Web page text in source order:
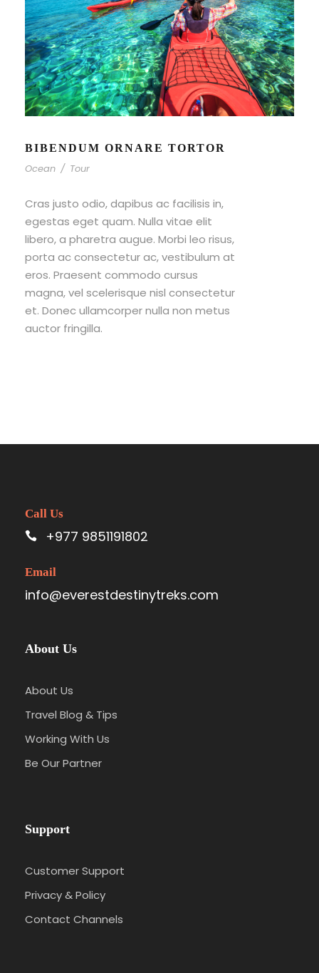
BIBENDUM ORNARE TORTOR
Ocean / Tour
Cras justo odio, dapibus ac facilisis in,
egestas eget quam. Nulla vitae elit
libero, a pharetra augue. Morbi leo risus,
porta ac consectetur ac, vestibulum at
eros. Praesent commodo cursus
magna, vel scelerisque nisl consectetur
et. Donec ullamcorper nulla non metus
auctor fringilla.
Call Us
+977 9851191802
Email
info@everestdestinytreks.com
About Us
About Us
Travel Blog & Tips
Working With Us
Be Our Partner
Support
Customer Support
Privacy & Policy
Contact Channels